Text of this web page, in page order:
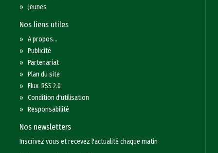
» Jeunes
Nos liens utiles
»A propos...
»Publicité
»Partenariat
»Plan du site
»Flux RSS 2.0
»Condition d'utilisation
»Responsabilité
Nos newsletters
Inscrivez vous et recevez l'actualité chaque matin